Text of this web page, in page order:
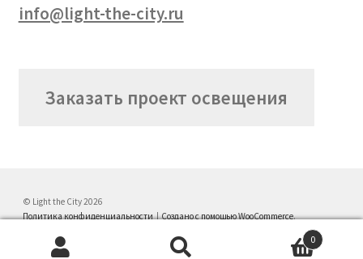
info@light-the-city.ru
Заказать проект освещения
© Light the City 2026
Политика конфиденциальности
Создано с помощью WooCommerce.
0